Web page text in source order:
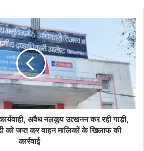
अवैध नलकूप उत्खनन कर रही गाड़ी,
को जप्त कर वाहन मालिकों के खिलाफ की
कार्रवाई